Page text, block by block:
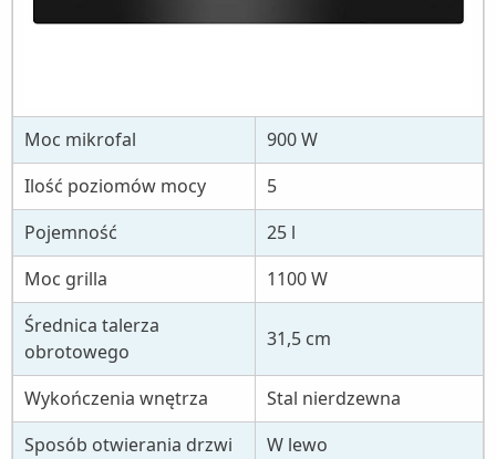
Moc mikrofal
900 W
Ilość poziomów mocy
5
Pojemność
25 l
Moc grilla
1100 W
Średnica talerza
obrotowego
31,5 cm
Wykończenia wnętrza
Stal nierdzewna
Sposób otwierania drzwi
W lewo